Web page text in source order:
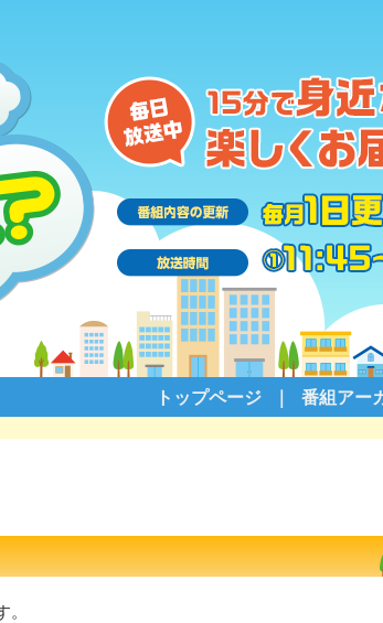
トップページ 番組アー